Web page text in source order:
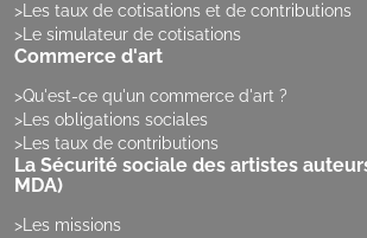
Les taux de cotisations et de contributions
Le simulateur de cotisations
Commerce d'art
Qu'est-ce qu'un commerce d'art ?
Les obligations sociales
Les taux de contributions
La Sécurité sociale des artistes
MDA)
Les missions